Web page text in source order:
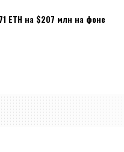
ETH на $207 млн на фоне